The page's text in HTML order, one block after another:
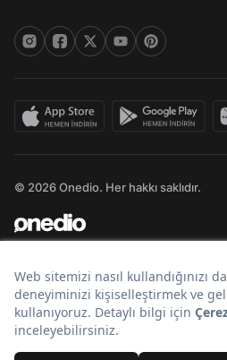
© 2026 Onedio. Her hakkı saklıdır.
Bir markasıdır.